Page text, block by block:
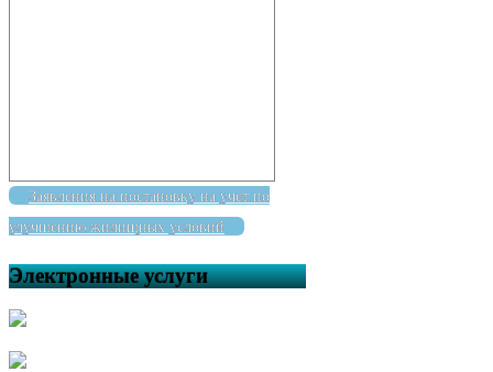
Заявления на постановку на учет по
улучшению жилищных условий
Электронные услуги